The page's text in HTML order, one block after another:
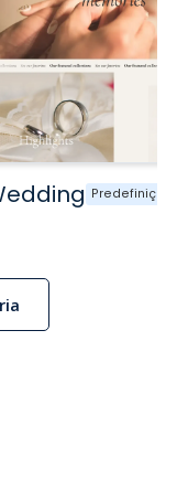
Predefinição